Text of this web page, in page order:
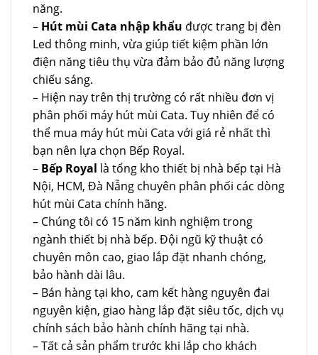
năng.
– Hút mùi Cata nhập khẩu được trang bị đèn
Led thông minh, vừa giúp tiết kiệm phần lớn
điện năng tiêu thụ vừa đảm bảo đủ năng lượng
chiếu sáng.
– Hiện nay trên thị trường có rất nhiều đơn vị
phân phối máy hút mùi Cata. Tuy nhiên để có
thể mua máy hút mùi Cata với giá rẻ nhất thì
bạn nên lựa chọn Bếp Royal.
– Bếp Royal là tổng kho thiết bị nhà bếp tại Hà
Nội, HCM, Đà Nẵng chuyên phân phối các dòng
hút mùi Cata chính hãng.
– Chúng tôi có 15 năm kinh nghiệm trong
ngành thiết bị nhà bếp. Đội ngũ kỹ thuật có
chuyên môn cao, giao lắp đặt nhanh chóng,
bảo hành dài lâu.
– Bán hàng tại kho, cam kết hàng nguyên đai
nguyên kiện, giao hàng lắp đặt siêu tốc, dịch vụ
chính sách bảo hành chính hãng tại nhà.
– Tất cả sản phẩm trước khi lắp cho khách